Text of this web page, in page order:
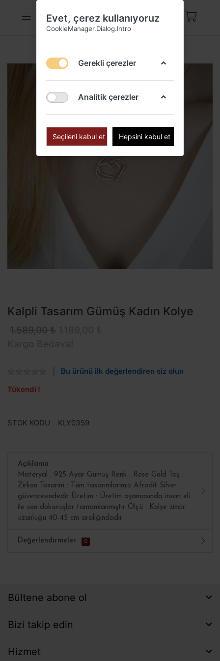
Kalpli Tasarım Gümüş Kadın Kolye
1.589,00 ₺
Bu ürünü ilk değerlendiren siz olun
Tükendi !
STOK KODU KLY0359
Açıklama
Materyal : 925 Ayar Gümüş Renk : Rose Gold Taş :
Zirkon Tasarım : Tüm tasarımlarımız Afrodit Silver
güvencesindedir Üretim : Üretim aşamasında insan eli
ile son dokunuşlar tamamlanmıştır Ölçü : Kolye zincir
uzunluğu 40-45 cm aralığındadır
Değerlendirmeler 0
Bültene abone ol
Bizi takip edin
Hizmet
Evet, çerez kullanıyoruz
CookieManager.Dialog.Intro
Gerekli çerezler
Analitik çerezler
Seçileni kabul et Hepsini kabul et